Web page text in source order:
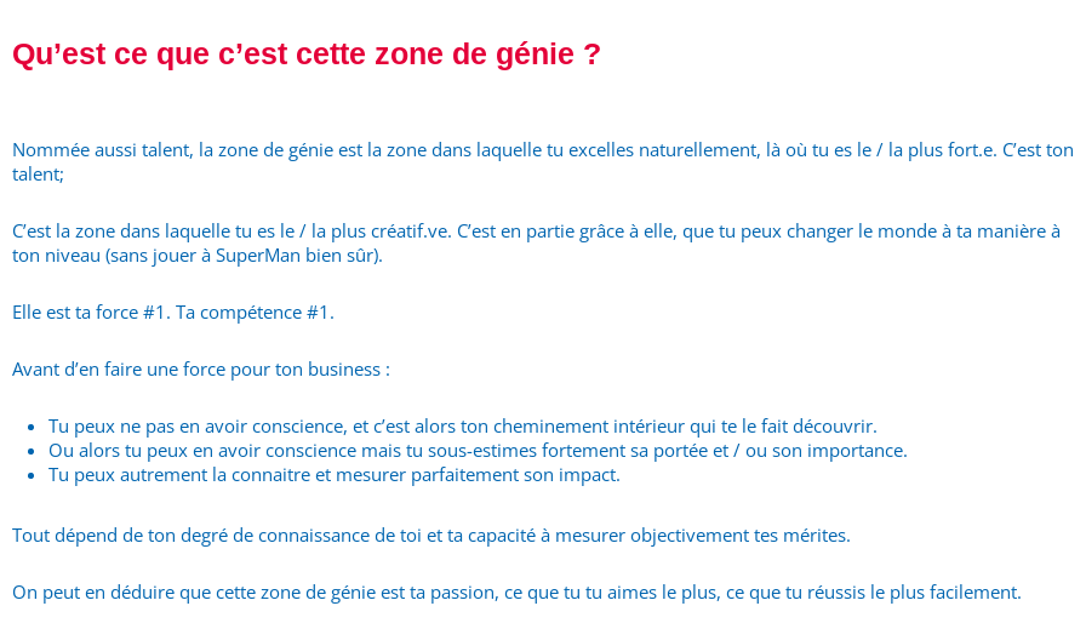
Qu’est ce que c’est cette zone de génie ?
Nommée aussi talent, la zone de génie est la zone dans laquelle tu excelles naturellement, là où tu es le / la plus fort.e. C’est ton
talent;
C’est la zone dans laquelle tu es le / la plus créatif.ve. C’est en partie grâce à elle, que tu peux changer le monde à ta manière à
ton niveau (sans jouer à SuperMan bien sûr).
Elle est ta force #1. Ta compétence #1.
Avant d’en faire une force pour ton business :
Tu peux ne pas en avoir conscience, et c’est alors ton cheminement intérieur qui te le fait découvrir.
Ou alors tu peux en avoir conscience mais tu sous-estimes fortement sa portée et / ou son importance.
Tu peux autrement la connaitre et mesurer parfaitement son impact.
Tout dépend de ton degré de connaissance de toi et ta capacité à mesurer objectivement tes mérites.
On peut en déduire que cette zone de génie est ta passion, ce que tu tu aimes le plus, ce que tu réussis le plus facilement.